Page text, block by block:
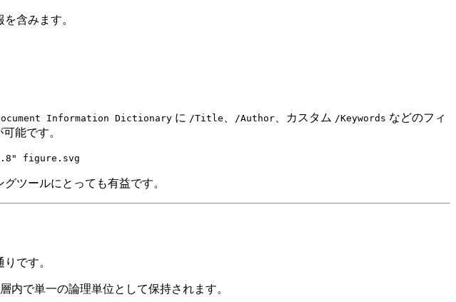
含みます。
Information Dictionary に /Title 、 /Author、カスタム /Keywords などのフィ
能です。
ツールにとっても有益です。
です。
内で単一の論理単位として保持されます。